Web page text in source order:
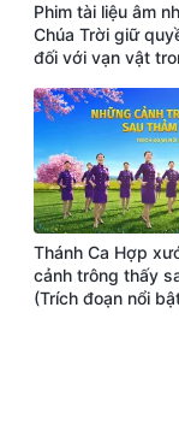
Phim tài liệu âm
Chúa Trời giữ
đối với vạn vật
Thánh Ca Hợp
cảnh trông thấy
(Trích đoạn nổi